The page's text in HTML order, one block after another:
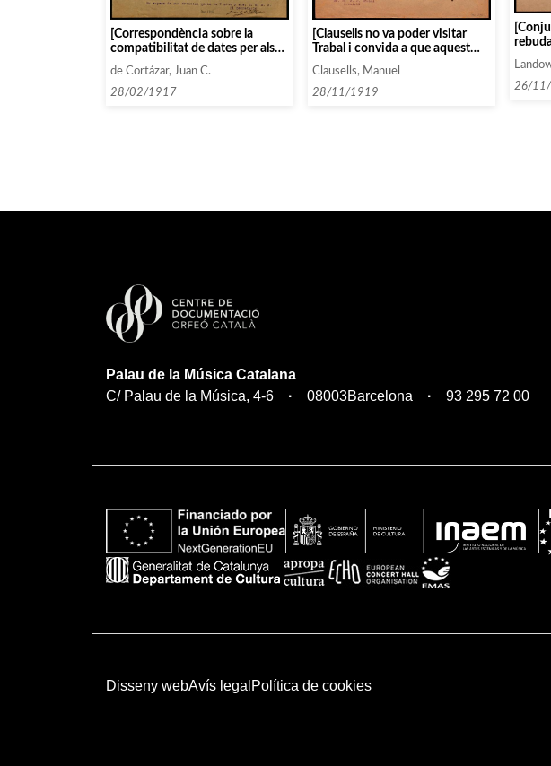
[Correspondència sobre la
compatibilitat de dates per als
de Cortázar, Juan C.
28/02/1917
[Clausells no va poder visitar
Trabal i convida a que aquest
Clausells, Manuel
28/11/1919
26/
Palau de la Música Catalana
C/ Palau de la Música, 4-6
08003Barcelona 93 295 72 00
Disseny webAvís legal Política de cookies